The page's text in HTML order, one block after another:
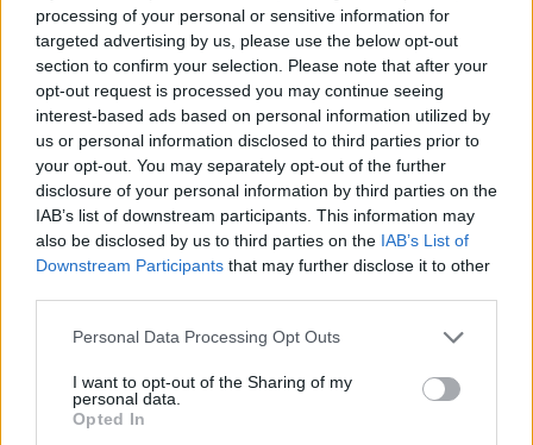
processing of your personal or sensitive information for
targeted advertising by us, please use the below opt-out
section to confirm your selection. Please note that after your
opt-out request is processed you may continue seeing
interest-based ads based on personal information utilized by
us or personal information disclosed to third parties prior to
your opt-out. You may separately opt-out of the further
disclosure of your personal information by third parties on the
IAB’s list of downstream participants. This information may
also be disclosed by us to third parties on the IAB’s List of
Downstream Participants that may further disclose it to other
Please note that this website/app uses one or more Google
not limited to your visit or usage behaviour. You may click to
grant or deny consent to Google and its third-party tags to
use your data for below specified purposes in below Google
Personal Data Processing Opt Outs
I want to opt-out of the Sharing of my
personal data.
Opted In
Dante kicsit túlságosan hasonlít Deadpoolra (anélkül,
hogy a negyedik falnak bármikor is a közelébe menne),
amiben talán van némi igazság, de szerintem ez a fajta
humor jól áll az animének, így ezt nem rónám fel az
íróknak. A könnyedebb pillanatok másik zászlóvivője
Enzo, a kétes erkölcsű figura, aki démonvadász
munkákat közvetít, és akaratlanul belekeveredett a Fehér
Nyúl tervének megvalósításába. Dante mellett ő a másik
figura, aki véletlenül nála sokkal hatalmasabb figurák
sakktáblájára került, így a téthez képest komikus
mennyiségű naivitással és lelkesedéssel áll egy-egy
titkolja valódi célját. A kettejük közös jelenetei pedig
kellemes változatosságot hoznak a komor dialógusok